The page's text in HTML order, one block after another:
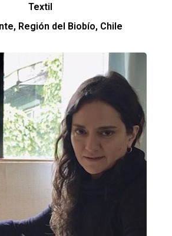
Textil
Región del Biobío, Chile